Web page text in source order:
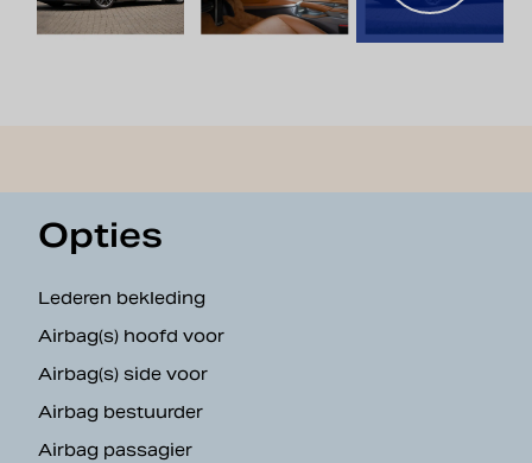
Opties
Lederen bekleding
Airbag(s) hoofd voor
Airbag(s) side voor
Airbag bestuurder
Airbag passagier